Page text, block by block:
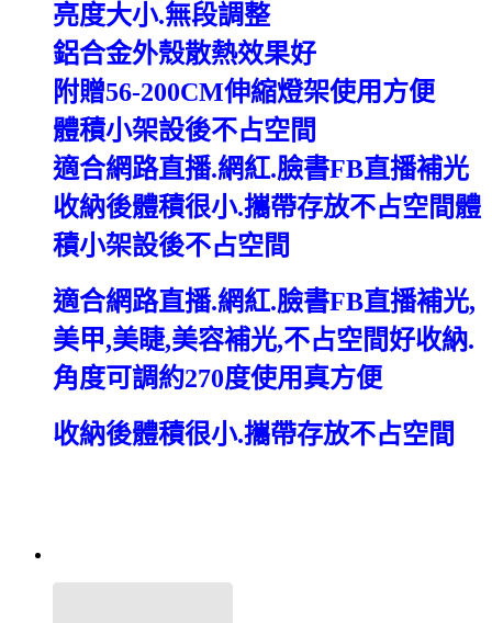
亮度大小.無段調整
鋁合金外殼散熱效果好
附贈56-200CM伸縮燈架使用方便
體積小架設後不占空間
適合網路直播.網紅.臉書FB直播補光
收納後體積很小.攜帶存放不占空間體
積小架設後不占空間
適合網路直播.網紅.臉書FB直播補光,
美甲,美睫,美容補光,不占空間好收納.
角度可調約270度使用真方便
收納後體積很小.攜帶存放不占空間